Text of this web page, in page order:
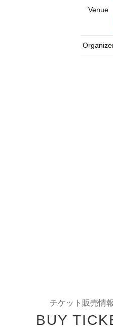
Venue
チケット販売情報
BUY